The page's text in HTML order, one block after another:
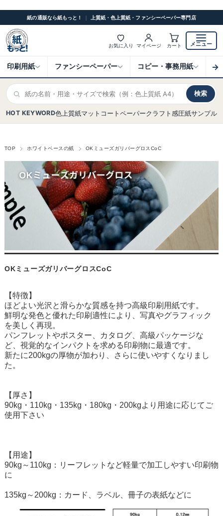
紙の通販なら紙もっと！ ｜ 上質紙・色上質紙・ファンシーペーパー専門店
お気に入り マイページ カート メニュー
印刷用紙 ファンシーペーパー コピー・事務用紙 ク
→
検索
HOT KEYWORD色上質紙マットコートペーパークラフト感圧紙サンプル
TOP ホワイトベースの紙 OKミューズガリバーグロスCoC
OKミューズガリバーグロスCoC
【特徴】
ほどよい光沢と滑らかな質感を持つ高級印刷用紙です。
鮮明な発色と優れた印刷適性により、写真やグラフィック
を美しく再現。
パンフレットやポスター、カタログ、高級パッケージな
ど、視覚的なインパクトを求める印刷物に最適です。
新たに200kgの厚物が加わり、さらに使いやすくなりまし
た。
【厚さ】
90kg・110kg・135kg・180kg・200kgより用途に応じてご
使用下さい
【用途】
90kg～110kg：リーフレットなど軽量で加工しやすい印刷物
に
135kg～200kg：カード、ラベル、冊子の表紙などに